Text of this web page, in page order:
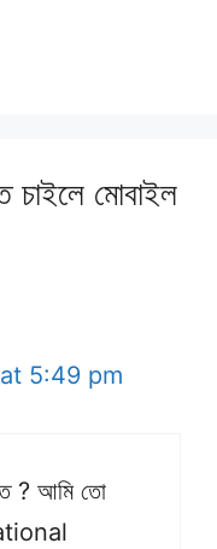
মোবাইল
5:49 pm
? আমি তো